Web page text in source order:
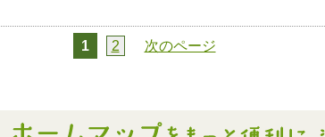
1 2 次のページ